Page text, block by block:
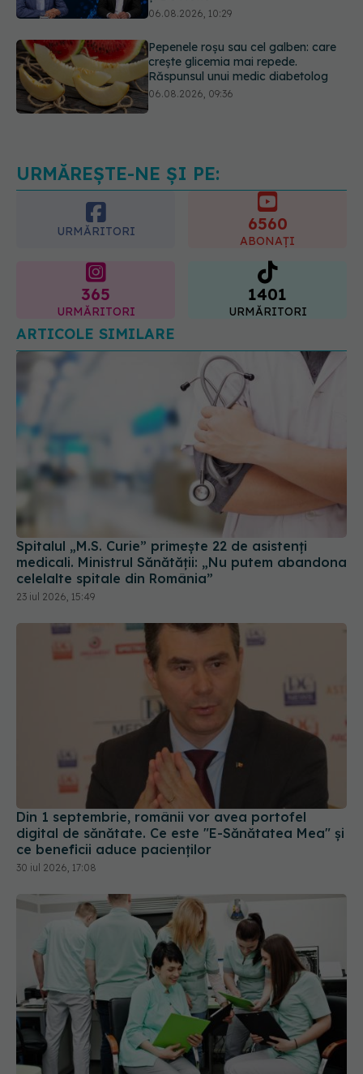
Pepenele roșu sau cel galben: care
Răspunsul unui medic diabetolog
06.08.2026, 09:36
URMĂREȘTE-NE ȘI PE:
URMĂRITORI 6560
ABONAȚI
365
URMĂRITORI
1401
URMĂRITORI
ARTICOLE SIMILARE
Spitalul „M.S. Curie” primește 22 de asistenți
medicali. Ministrul Sănătății: „Nu putem abandona
celelalte spitale din România”
23 iul 2026, 15:49
Din 1 septembrie, românii vor avea portofel
digital de sănătate. Ce este "E-Sănătatea Mea" și
ce beneficii aduce pacienților
30 iul 2026, 17:08